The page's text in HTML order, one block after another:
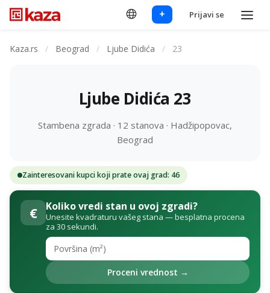
+ Prijavi se
Kaza.rs / Beograd / Ljube Didića / 23
Ljube Didića 23
Stambena zgrada · 12 stanova · Hadžipopovac,
Beograd
Zainteresovani kupci koji prate ovaj grad: 46
€ Koliko vredi stan u ovoj zgradi?
Unesite kvadraturu vašeg stana — besplatna procena
za 30 sekundi.
Proceni vrednost →